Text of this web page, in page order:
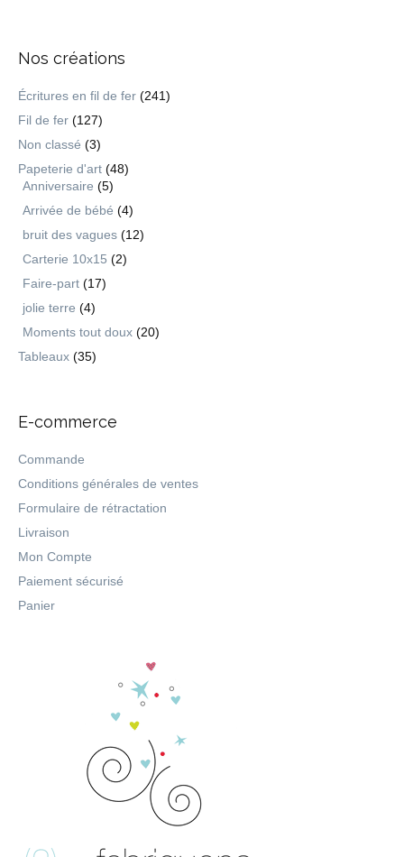
Nos créations
Écritures en fil de fer (241)
Fil de fer (127)
Non classé (3)
Papeterie d'art (48)
Anniversaire (5)
Arrivée de bébé (4)
bruit des vagues (12)
Carterie 10x15 (2)
Faire-part (17)
jolie terre (4)
Moments tout doux (20)
Tableaux (35)
E-commerce
Commande
Conditions générales de ventes
Formulaire de rétractation
Livraison
Mon Compte
Paiement sécurisé
Panier